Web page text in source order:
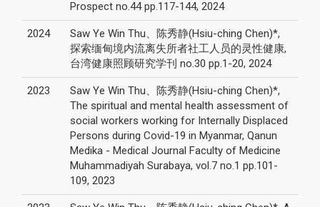
Prospect no.44 pp.117-144, 2024
2024
Saw Ye Win Thu、陈秀静(Hsiu-ching Chen)*,
探索缅甸境内流离失所者社工人员的灵性健康,
台湾健康照顾研究学刊 no.30 pp.1-20, 2024
2023
Saw Ye Win Thu、陈秀静(Hsiu-ching Chen)*,
The spiritual and mental health assessment of
social workers working for Internally Displaced
Persons during Covid-19 in Myanmar, Qanun
Medika - Medical Journal Faculty of Medicine
Muhammadiyah Surabaya, vol.7 no.1 pp.101-
109, 2023